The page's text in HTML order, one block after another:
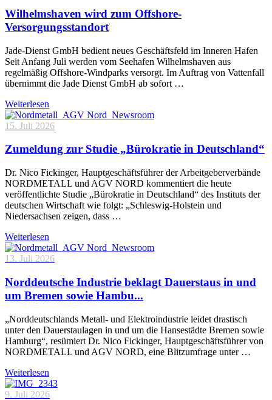
Wilhelmshaven wird zum Offshore-
Versorgungsstandort
Jade-Dienst GmbH bedient neues Geschäftsfeld im Inneren Hafen
Seit Anfang Juli werden vom Seehafen Wilhelmshaven aus
regelmäßig Offshore-Windparks versorgt. Im Auftrag von Vattenfall
übernimmt die Jade Dienst GmbH ab sofort …
Weiterlesen
15. Juli 2026
Zumeldung zur Studie „Bürokratie in Deutschland“
Dr. Nico Fickinger, Hauptgeschäftsführer der Arbeitgeberverbände
NORDMETALL und AGV NORD kommentiert die heute
veröffentlichte Studie „Bürokratie in Deutschland“ des Instituts der
deutschen Wirtschaft wie folgt: „Schleswig-Holstein und
Niedersachsen zeigen, dass …
Weiterlesen
13. Juli 2026
Norddeutsche Industrie beklagt Dauerstaus in und
um Bremen sowie Hambu...
„Norddeutschlands Metall- und Elektroindustrie leidet drastisch
unter den Dauerstaulagen in und um die Hansestädte Bremen sowie
Hamburg“, resümiert Dr. Nico Fickinger, Hauptgeschäftsführer von
NORDMETALL und AGV NORD, eine Blitzumfrage unter …
Weiterlesen
9. Juli 2026